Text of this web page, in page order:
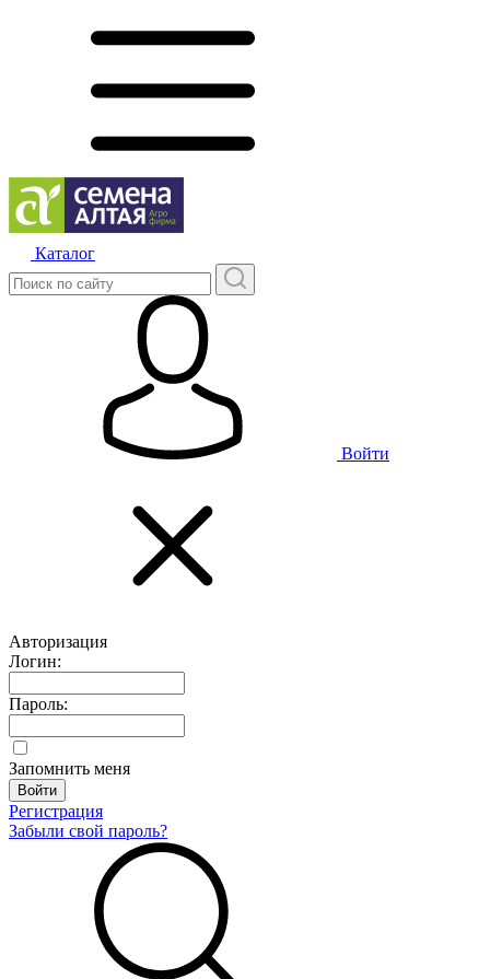
Каталог
Войти
Авторизация
Логин:
Пароль:
Запомнить меня
Регистрация
Забыли свой пароль?